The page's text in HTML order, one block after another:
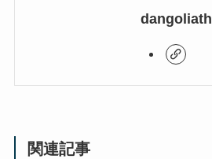
dangoliath
関連記事